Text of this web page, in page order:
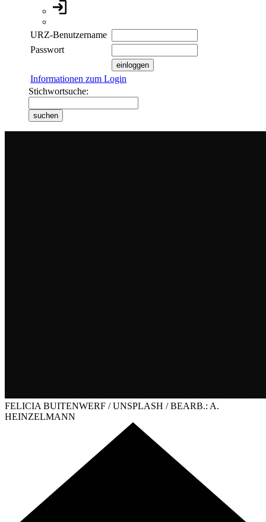
URZ-Benutzername
Passwort
Informationen zum Login
Stichwortsuche:
FELICIA BUITENWERF / UNSPLASH / BEARB.: A.
HEINZELMANN